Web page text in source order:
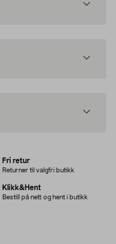
Fri retur
Returner til valgfri butikk
Klikk&Hent
Bestill på nett og hent i butikk